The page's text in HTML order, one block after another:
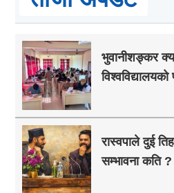
भुवानीशङ्कर
रास्वपाले दुई
सम्भावना कति